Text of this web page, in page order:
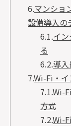
6.マンショ
設備導入の
6.1.イ
る
6.2.導
7.Wi-Fi・
7.1.Wi-
方式
7.2.Wi-